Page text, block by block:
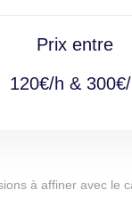
Prix entre
120€/h &
à affiner avec le